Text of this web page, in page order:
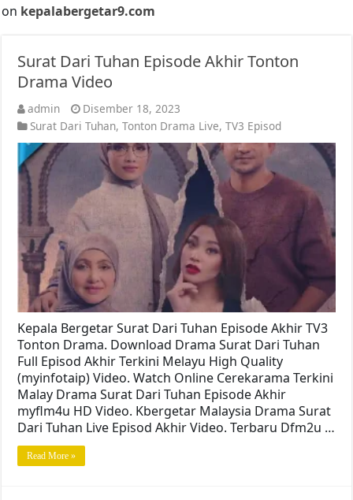
on kepalabergetar9.com
Surat Dari Tuhan Episode Akhir Tonton
Drama Video
admin
Disember 18, 2023
Surat Dari Tuhan,Tonton Drama Live,TV3 Episod
Kepala Bergetar Surat Dari Tuhan Episode Akhir TV3
Tonton Drama. Download Drama Surat Dari Tuhan
Full Episod Akhir Terkini Melayu High Quality
(myinfotaip) Video. Watch Online Cerekarama Terkini
Malay Drama Surat Dari Tuhan Episode Akhir
myflm4u HD Video. Kbergetar Malaysia Drama Surat
Dari Tuhan Live Episod Akhir Video. Terbaru Dfm2u …
Read More »